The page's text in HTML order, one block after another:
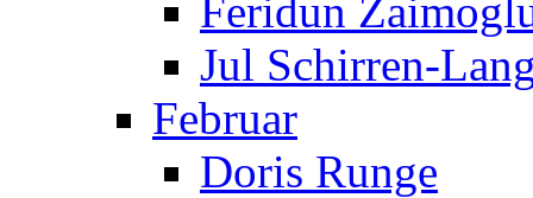
Feridun
Jul Schirren-
Februar
Doris Runge